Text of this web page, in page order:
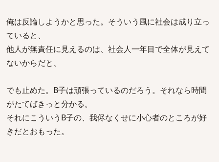
俺は反論しようかと思った。そういう風に社会は成り立っ
ていると、
他人が無責任に見えるのは、社会人一年目で全体が見えて
ないからだと、
でも止めた。B子は頑張っているのだろう。それなら時間
がたてばきっと分かる。
それにこういうB子の、我侭なくせに小心者のところが好
きだとおもった。